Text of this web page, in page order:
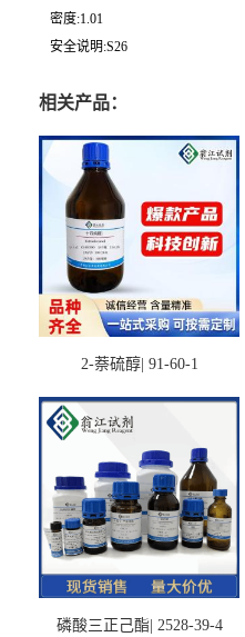
密度:1.01
安全说明:S26
相关产品：
2-萘硫醇| 91-60-1
磷酸三正己酯| 2528-39-4